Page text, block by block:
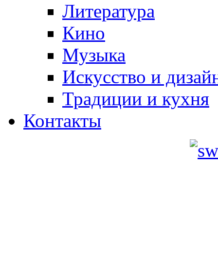
Литература
Кино
Музыка
Искусство и
Традиции и кухня
Контакты